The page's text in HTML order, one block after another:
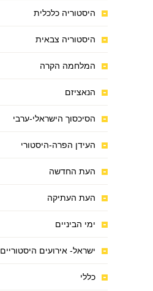
היסטוריה כלכלית
היסטוריה צבאית
המלחמה הקרה
הנאציזם
הסיכסוך הישראלי-ערבי
העידן הפרה-היסטורי
העת החדשה
העת העתיקה
ימי הביניים
ישראל- אירועים היסטוריים
כללי